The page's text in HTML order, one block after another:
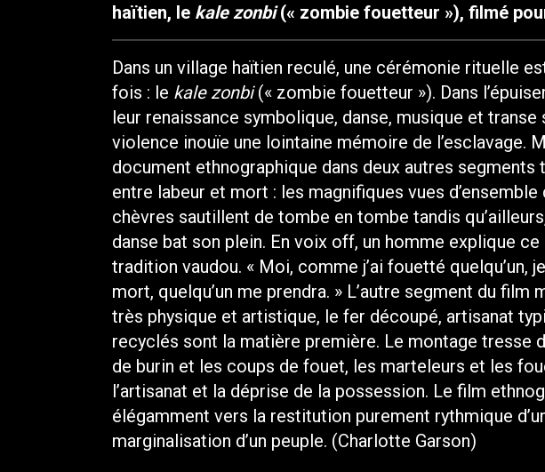
haïtien, le kale zonbi(« zombie fouetteur »), filmé
Dans un village haïtien reculé, une cérémonie rituelle
fois : le kale zonbi(« zombie fouetteur »). Dans
leur renaissance symbolique, danse, musique et
violence inouïe une lointaine mémoire de l’esclavage.
document ethnographique dans deux autres segments
entre labeur et mort : les magnifiques vues d’ensemble
chèvres sautillent de tombe en tombe tandis
danse bat son plein. En voix off, un homme explique ce
tradition vaudou. « Moi, comme j’ai fouetté quelqu’un,
mort, quelqu’un me prendra. » L’autre segment du film
très physique et artistique, le fer découpé, artisanat
recyclés sont la matière première. Le montage tresse
de burin et les coups de fouet, les marteleurs et les
l’artisanat et la déprise de la possession. Le film
élégamment vers la restitution purement rythmique
marginalisation d’un peuple. (Charlotte Garson)